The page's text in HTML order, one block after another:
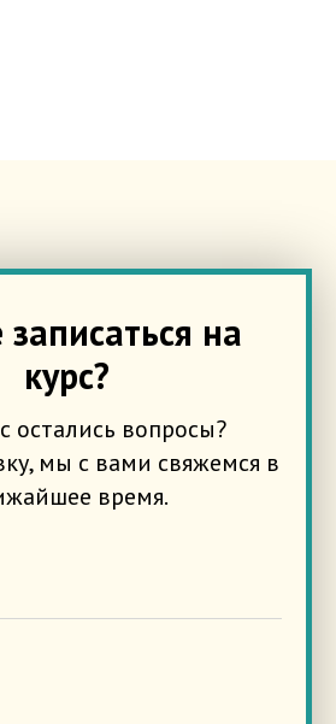
на
курс?
остались вопросы?
мы с вами свяжемся в
время.